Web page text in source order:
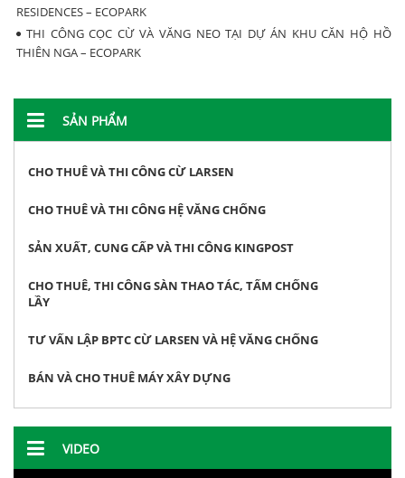
RESIDENCES – ECOPARK
THI CÔNG CỌC CỪ VÀ VĂNG NEO TẠI DỰ ÁN KHU CĂN HỘ HỒ
THIÊN NGA – ECOPARK
SẢN PHẨM
CHO THUÊ VÀ THI CÔNG CỪ LARSEN
CHO THUÊ VÀ THI CÔNG HỆ VĂNG CHỐNG
SẢN XUẤT, CUNG CẤP VÀ THI CÔNG KINGPOST
CHO THUÊ, THI CÔNG SÀN THAO TÁC, TẤM CHỐNG
LẦY
TƯ VẤN LẬP BPTC CỪ LARSEN VÀ HỆ VĂNG CHỐNG
BÁN VÀ CHO THUÊ MÁY XÂY DỰNG
VIDEO